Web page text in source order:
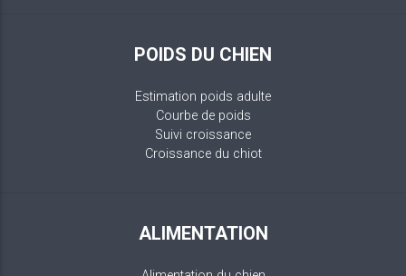
POIDS DU CHIEN
Estimation poids adulte
Courbe de poids
Suivi croissance
Croissance du chiot
ALIMENTATION